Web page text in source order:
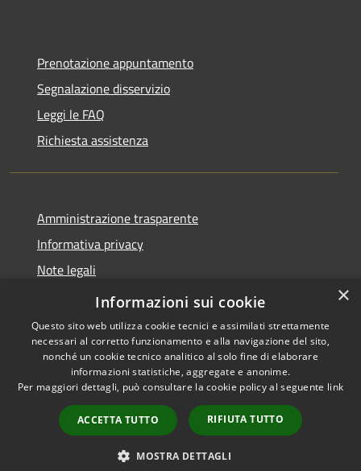
Prenotazione appuntamento
Segnalazione disservizio
Leggi le FAQ
Richiesta assistenza
Amministrazione trasparente
Informativa privacy
Note legali
Dichiarazione di accessibilità
Accessibilità
Copyright © 2026 • Gaeta •
Powered byMunicipium
Accesso redazione
×
Informazioni sui cookie
Questo sito web utilizza cookie tecnici e assimilati strettamente
necessari al corretto funzionamento e alla navigazione del sito,
nonché un cookie tecnico analitico al solo fine di elaborare
informazioni statistiche, aggregate e anonime.
Per maggiori dettagli, può consultare la cookie policy al seguente link
ACCETTA TUTTO RIFIUTA TUTTO
MOSTRA DETTAGLI